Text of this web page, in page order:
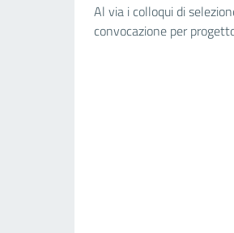
Al via i colloqui di
convocazione per